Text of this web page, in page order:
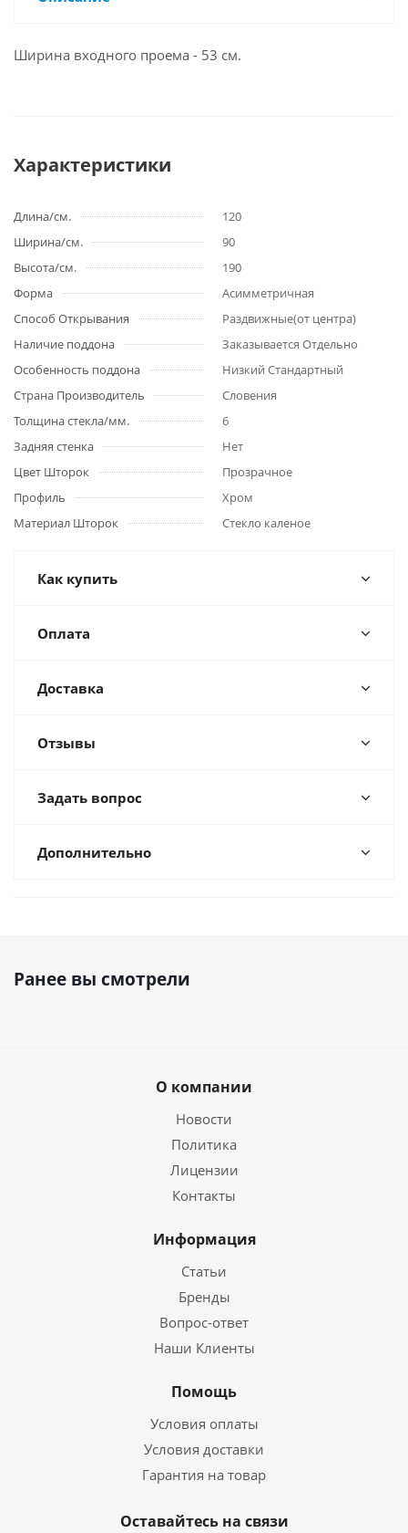
Ширина входного проема - 53 см.
Характеристики
Длина/см.
120
Ширина/см.
90
Высота/см.
190
Форма
Асимметричная
Способ Открывания
Раздвижные(от центра)
Наличие поддона
Заказывается Отдельно
Особенность поддона
Низкий Стандартный
Страна Производитель
Словения
Толщина стекла/мм.
6
Задняя стенка
Нет
Цвет Шторок
Прозрачное
Профиль
Хром
Материал Шторок
Стекло каленое
Как купить
Оплата
Доставка
Отзывы
Задать вопрос
Дополнительно
Ранее вы смотрели
О компании
Новости
Политика
Лицензии
Контакты
Информация
Статьи
Бренды
Вопрос-ответ
Наши Клиенты
Помощь
Условия оплаты
Условия доставки
Гарантия на товар
Оставайтесь на связи